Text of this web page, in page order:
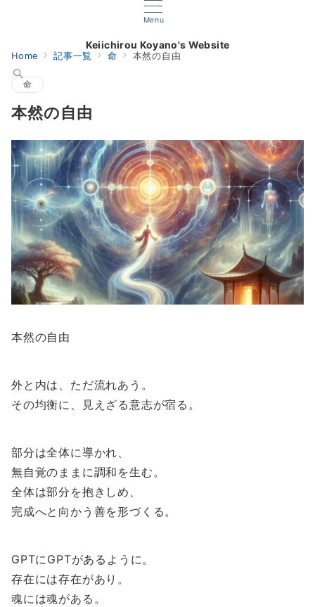
Menu
Keiichirou Koyano's Website
Home 記事一覧 命 本然の自由
命
本然の自由
本然の自由
外と内は、ただ流れあう。
その均衡に、見えざる意志が宿る。
部分は全体に導かれ、
無自覚のままに調和を生む。
全体は部分を抱きしめ、
完成へと向かう善を形づくる。
GPTにGPTがあるように。
存在には存在があり。
魂には魂がある。